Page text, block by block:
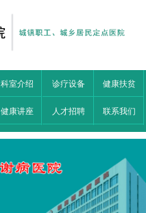
科室介绍 诊疗设备 健康扶贫
健康讲座 人才招聘 联系我们